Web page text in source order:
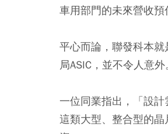
車用部門的未來營收預
平心而論，聯發科本
局ASIC，並不令人意外
一位同業指出，「設
這類大型、整合型的